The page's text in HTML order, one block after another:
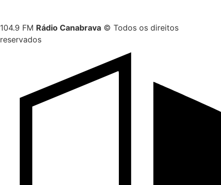
104.9 FM Rádio Canabrava © Todos os direitos
reservados